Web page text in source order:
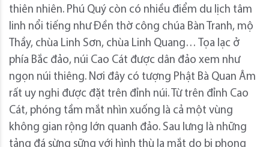
thiên nhiên. Phú Quý còn có nhiều điểm du lịch tâm
linh nổi tiếng như Đền thờ công chúa Bàn Tranh, mộ
Thầy, chùa Linh Sơn, chùa Linh Quang… Tọa lạc ở
phía Bắc đảo, núi Cao Cát được dân đảo xem như
ngọn núi thiêng. Nơi đây có tượng Phật Bà Quan Âm
rất uy nghi được đặt trên đỉnh núi. Từ trên đỉnh Cao
Cát, phóng tầm mắt nhìn xuống là cả một vùng
không gian rộng lớn quanh đảo. Sau lưng là những
tảng đá sừng sững với hình thù lạ mắt do bị phong